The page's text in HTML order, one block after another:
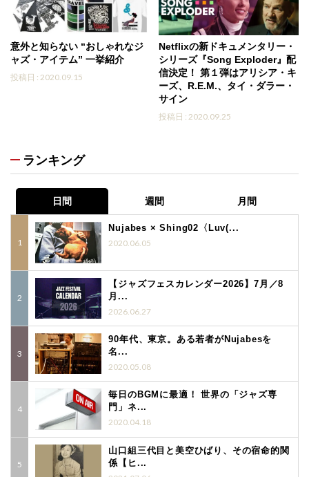
意外と知らない “おしゃれなジ
ャズ・アイテム” 一挙紹介
投稿日 : 2020.09.15
Netflixの新ドキュメンタリー・
シリーズ『Song Exploder』配
信決定！ 第１弾はアリシア・キ
ーズ、R.E.M.、タイ・ダラー・
サイン
投稿日 : 2020.09.25
ランキング
日間 週間 月間
Nujabes × Shing02〈Luv(...
2020.06.05
【ジャズフェスカレンダー2026】7月／8
月...
2026.06.27
90年代、東京。ある若者がNujabesを
名...
2020.05.08
毎日のBGMに最適！ 世界の「ジャズ専
門」ネ...
2020.04.18
山口組三代目と美空ひばり、その宿命的関
係【ヒ...